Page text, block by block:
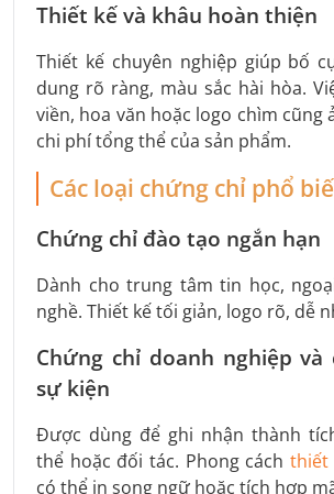
Thiết kế và khâu hoàn thiện
Thiết kế chuyên nghiệp giúp bố
dung rõ ràng, màu sắc hài hòa.
viền, hoa văn hoặc logo chìm cũng
chi phí tổng thể của sản phẩm.
Các loại chứng chỉ phổ
Chứng chỉ đào tạo ngắn hạn
Dành cho trung tâm tin học,
nghề. Thiết kế tối giản, logo rõ, dễ
Chứng chỉ doanh nghiệp và
sự kiện
Được dùng để ghi nhận thành
thể hoặc đối tác. Phong cách thiết
có thể in song ngữ hoặc tích hợp